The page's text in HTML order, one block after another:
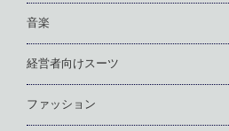
音楽
経営者向けスーツ
ファッション